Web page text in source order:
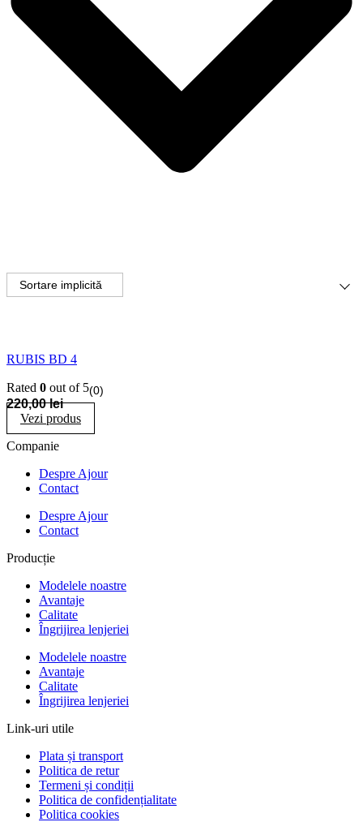
RUBIS BD 4
Rated 0 out of 5(0)
220,00lei
Vezi produs
Companie
Despre Ajour
Contact
Despre Ajour
Contact
Producție
Modelele noastre
Avantaje
Calitate
Îngrijirea lenjeriei
Modelele noastre
Avantaje
Calitate
Îngrijirea lenjeriei
Link-uri utile
Plata și transport
Politica de retur
Termeni și condiții
Politica de confidențialitate
Politica cookies